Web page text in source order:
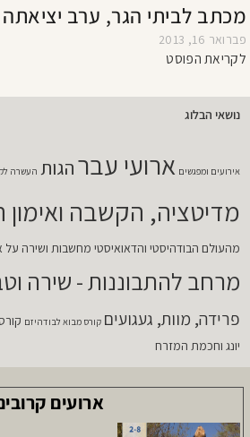
מכתב לביתי הגר, ערב
פברואר 16, 2013
לקריאת הפוסט
נושאי הבלוג
אירועים ומפגשים ארועי עברהגות העשרה
מדיטציה, הקשבה ואימון
מהעולם הבודהיסטי והדאואיסטי מחשבות ושירה על
מרחב להתבוננות - שירה
פרידה, מוות, געגועים קורס מבוא לבודהיזם
יונג וחכמת המזרח
ארועים